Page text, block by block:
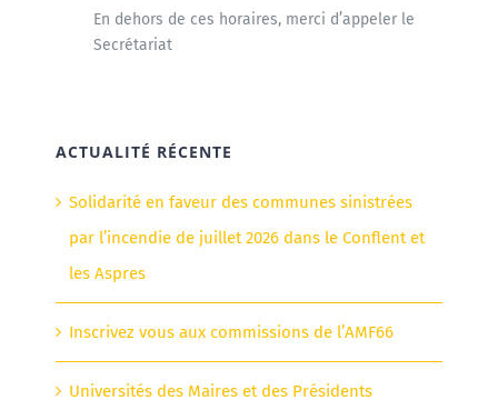
En dehors de ces horaires, merci d’appeler le
Secrétariat
ACTUALITÉ RÉCENTE
Solidarité en faveur des communes sinistrées
par l’incendie de juillet 2026 dans le Conflent et
les Aspres
Inscrivez vous aux commissions de l’AMF66
Universités des Maires et des Présidents